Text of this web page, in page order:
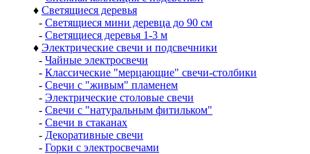
♦ Светящиеся деревья
- Светящиеся мини деревца до 90 см
- Светящиеся деревья 1-3 м
♦ Электрические свечи и подсвечники
- Чайные электросвечи
- Классические "мерцающие" свечи-столбики
- Свечи с "живым" пламенем
- Электрические столовые свечи
- Свечи с "натуральным фитильком"
- Свечи в стаканах
- Декоративные свечи
- Горки с электросвечами